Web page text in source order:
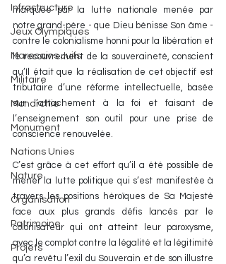
Infrastructure
Jeux Olympiques
Marocains Juifs
Militaire
Monarchie
Monument
Nations Unies
Nature
Organisation
Patrimoine
Projets
marquée par la lutte nationale menée par
notre grand-père - que Dieu bénisse Son âme -
contre le colonialisme honni pour la libération et
le recouvrement de la souveraineté, conscient
qu’Il était que la réalisation de cet objectif est
tributaire d’une réforme intellectuelle, basée
sur l’attachement à la foi et faisant de
l’enseignement son outil pour une prise de
conscience renouvelée.
C’est grâce à cet effort qu’il a été possible de
mener la lutte politique qui s’est manifestée à
travers les positions héroïques de Sa Majesté
face aux plus grands défis lancés par le
colonisateur qui ont atteint leur paroxysme,
avec le complot contre la légalité et la légitimité
qu’a revêtu l’exil du Souverain et de son illustre